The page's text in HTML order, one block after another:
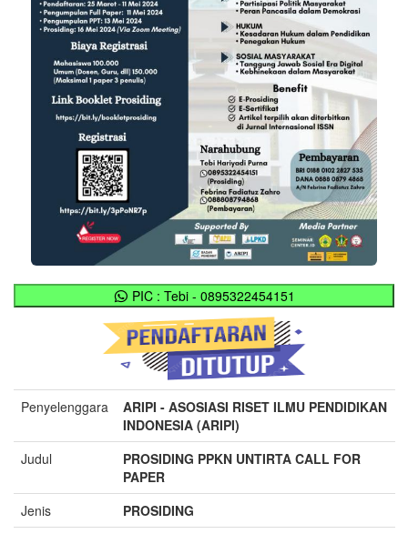
PIC : Tebi - 0895322454151
Penyelenggara
ARIPI - ASOSIASI RISET ILMU PENDIDIKAN
INDONESIA (ARIPI)
Judul
PROSIDING PPKN UNTIRTA CALL FOR
PAPER
Jenis
PROSIDING